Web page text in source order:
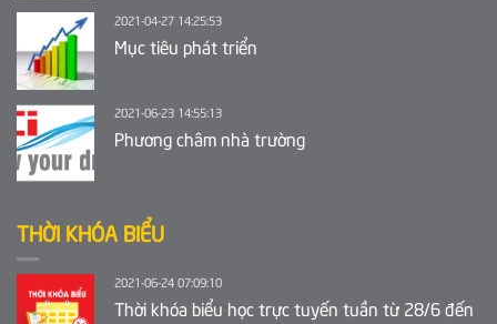
2021-04-27 14:25:53
Mục tiêu phát triển
2021-06-23 14:55:13
Phương châm nhà trường
THỜI KHÓA BIỂU
2021-06-24 07:09:10
Thời khóa biểu học trực tuyến tuần từ 28/6 đến